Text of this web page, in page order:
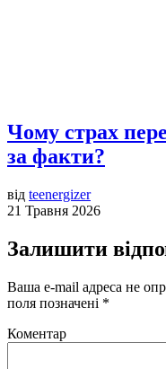
Чому страх
за факти?
від teenergizer
21 Травня 2026
Залишити
Ваша e-mail адреса не
поля позначені *
Коментар